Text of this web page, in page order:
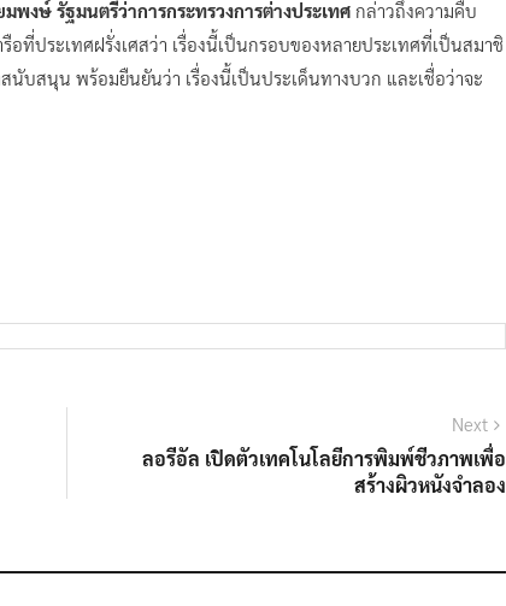
พงษ์ รัฐมนตรีว่าการกระทรวงการต่างประเทศ กล่าวถึงความคืบ
ที่ประเทศฝรั่งเศสว่า เรื่องนี้เป็นกรอบของหลายประเทศที่เป็นสมาชิ
นับสนุน พร้อมยืนยันว่า เรื่องนี้เป็นประเด็นทางบวก และเชื่อว่าจะ
Next
ลอรีอัล เปิดตัวเทคโนโลยีการพิมพ์ชีวภาพเพื่อ
สร้างผิวหนังจำลอง